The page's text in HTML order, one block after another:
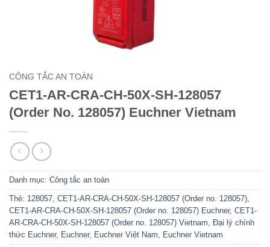
CÔNG TẮC AN TOÀN
CET1-AR-CRA-CH-50X-SH-128057
(Order No. 128057) Euchner Vietnam
Danh mục: Công tắc an toàn
Thẻ: 128057, CET1-AR-CRA-CH-50X-SH-128057 (Order no. 128057),
CET1-AR-CRA-CH-50X-SH-128057 (Order no. 128057) Euchner, CET1-
AR-CRA-CH-50X-SH-128057 (Order no. 128057) Vietnam, Đại lý chính
thức Euchner, Euchner, Euchner Việt Nam, Euchner Vietnam